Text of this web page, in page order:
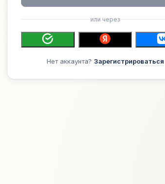
или через
Нет аккаунта? Зарегистрироваться